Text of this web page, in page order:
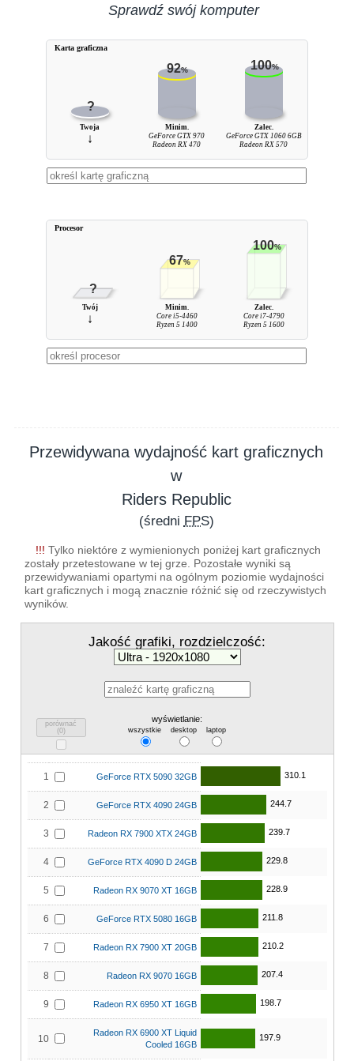
Sprawdź swój komputer
?
92% 100%
Twoja
↓
Minim.
GeForce GTX 970
Radeon RX 470
Zalec.
GeForce GTX 1060 6GB
Radeon RX 570
Karta graficzna
?
67%
100%
Twój
↓
Minim.
Core i5-4460
Ryzen 5 1400
Zalec.
Core i7-4790
Ryzen 5 1600
Procesor
Przewidywana wydajność kart graficznych
w
Riders Republic
(średni FPS)
!!! Tylko niektóre z wymienionych poniżej kart graficznych
zostały przetestowane w tej grze. Pozostałe wyniki są
przewidywaniami opartymi na ogólnym poziomie wydajności
kart graficznych i mogą znacznie różnić się od rzeczywistych
wyników.
Jakość grafiki, rozdzielczość:
porównać
(0)
wyświetlanie:
wszystkie desktop laptop
1 GeForce RTX 5090 32GB 310.1
2 GeForce RTX 4090 24GB 244.7
3 Radeon RX 7900 XTX 24GB 239.7
4 GeForce RTX 4090 D 24GB 229.8
5 Radeon RX 9070 XT 16GB 228.9
6 GeForce RTX 5080 16GB 211.8
7 Radeon RX 7900 XT 20GB 210.2
8 Radeon RX 9070 16GB 207.4
9 Radeon RX 6950 XT 16GB 198.7
10
Radeon RX 6900 XT Liquid
Cooled 16GB
197.9